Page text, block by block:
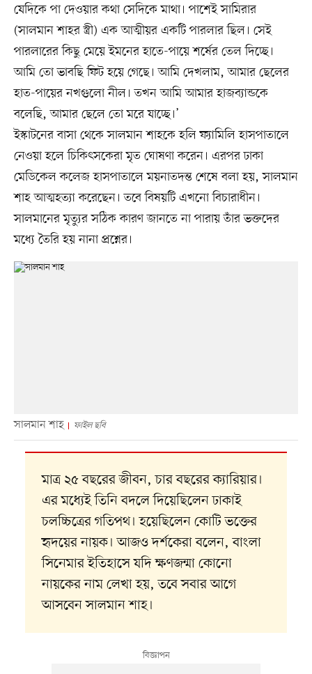
যেদিকে পা দেওয়ার কথা সেদিকে মাথা। পাশেই সামিরার
(সালমান শাহর স্ত্রী) এক আত্মীয়র একটি পারলার ছিল। সেই
পারলারের কিছু মেয়ে ইমনের হাতে-পায়ে শর্ষের তেল দিচ্ছে।
আমি তো ভাবছি ফিট হয়ে গেছে। আমি দেখলাম, আমার ছেলের
হাত-পায়ের নখগুলো নীল। তখন আমি আমার হাজব্যান্ডকে
বলেছি, আমার ছেলে তো মরে যাচ্ছে।’
ইস্কাটনের বাসা থেকে সালমান শাহকে হলি ফ্যামিলি হাসপাতালে
নেওয়া হলে চিকিৎসকেরা মৃত ঘোষণা করেন। এরপর ঢাকা
মেডিকেল কলেজ হাসপাতালে ময়নাতদন্ত শেষে বলা হয়, সালমান
শাহ আত্মহত্যা করেছেন। তবে বিষয়টি এখনো বিচারাধীন।
সালমানের মৃত্যুর সঠিক কারণ জানতে না পারায় তাঁর ভক্তদের
মধ্যে তৈরি হয় নানা প্রশ্নের।
সালমান শাহ ফাইল ছবি
মাত্র ২৫ বছরের জীবন, চার বছরের ক্যারিয়ার।
এর মধ্যেই তিনি বদলে দিয়েছিলেন ঢাকাই
চলচ্চিত্রের গতিপথ। হয়েছিলেন কোটি ভক্তের
হৃদয়ের নায়ক। আজও দর্শকেরা বলেন, বাংলা
সিনেমার ইতিহাসে যদি ক্ষণজন্মা কোনো
নায়কের নাম লেখা হয়, তবে সবার আগে
আসবেন সালমান শাহ।